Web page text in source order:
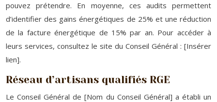
pouvez prétendre. En moyenne, ces audits permettent
d’identifier des gains énergétiques de 25% et une réduction
de la facture énergétique de 15% par an. Pour accéder à
leurs services, consultez le site du Conseil Général : [Insérer
lien].
Réseau d’artisans qualifiés RGE
Le Conseil Général de [Nom du Conseil Général] a établi un